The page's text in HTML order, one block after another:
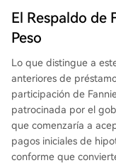
El Respaldo de
Peso
Lo que distingue a
anteriores de
participación de
patrocinada por el
que comenzaría a
pagos iniciales de
conforme que